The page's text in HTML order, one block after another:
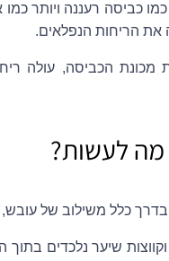
כביסה רעננה ויותר כמו
את הריחות הנפלאים.
הכביסה, עולה ריח
מה לעשות?
כלל משילוב של עובש,
וקווצות שיער נלכדים